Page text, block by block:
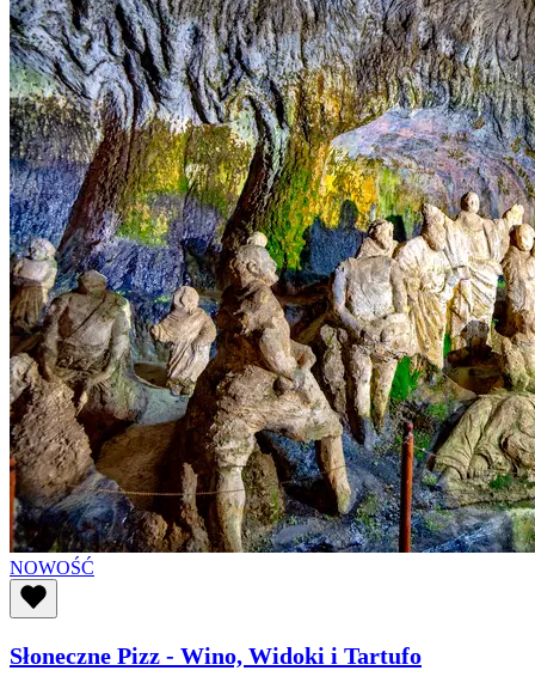
NOWOŚĆ
Słoneczne Pizz - Wino, Widoki i Tartufo